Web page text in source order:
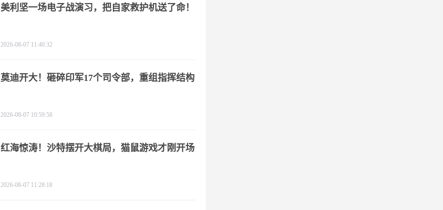
美利坚一场电子战演习，把自家救护机送了命！
2026-08-07 11:40:32
莫迪开大！砸碎印军17个司令部，重组指挥结构
2026-08-07 10:59:58
红海惊涛！沙特摆开大棋局，猫鼠游戏才刚开场
2026-08-07 11:28:18